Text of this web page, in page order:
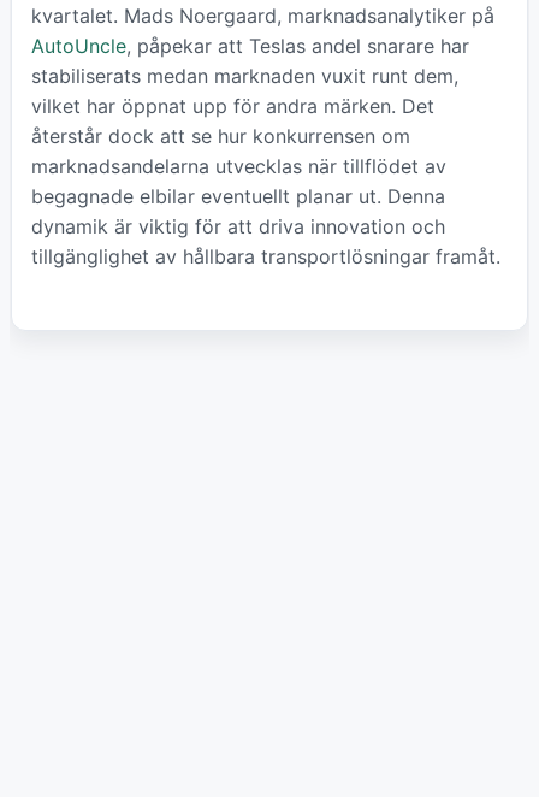
kvartalet. Mads Noergaard, marknadsanalytiker på
AutoUncle, påpekar att Teslas andel snarare har
stabiliserats medan marknaden vuxit runt dem,
vilket har öppnat upp för andra märken. Det
återstår dock att se hur konkurrensen om
marknadsandelarna utvecklas när tillflödet av
begagnade elbilar eventuellt planar ut. Denna
dynamik är viktig för att driva innovation och
tillgänglighet av hållbara transportlösningar framåt.